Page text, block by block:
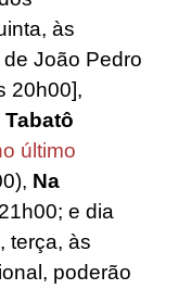
às
de João Pedro
20h00],
Tabatô
último
Na
e dia
terça, às
poderão